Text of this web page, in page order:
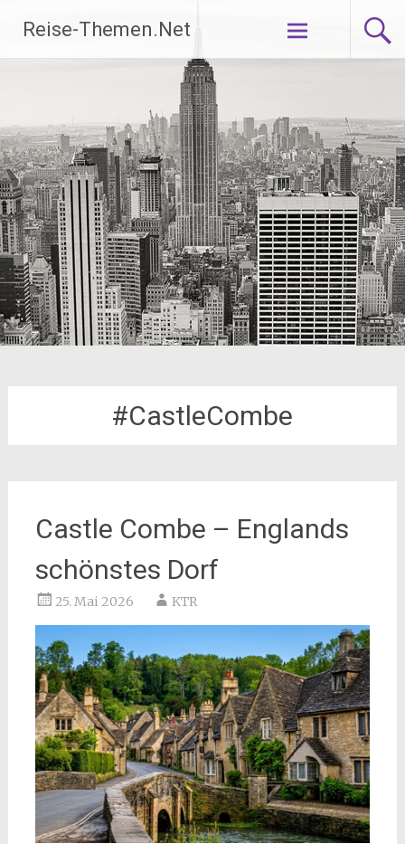
Inhalt
springen
Reise-Themen.Net
#CastleCombe
Castle Combe – Englands
schönstes Dorf
25. Mai 2026 KTR